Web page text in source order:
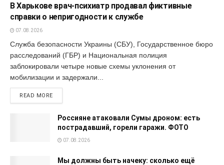
В Харькове врач-психиатр продавал фиктивные
справки о непригодности к службе
07.08.2026
Служба безопасности Украины (СБУ), Государственное бюро
расследований (ГБР) и Национальная полиция
заблокировали четыре новые схемы уклонения от
мобилизации и задержали...
READ MORE
Россияне атаковали Сумы дроном: есть
пострадавший, горели гаражи. ФОТО
07.08.2026
Мы должны быть начеку: сколько ещё